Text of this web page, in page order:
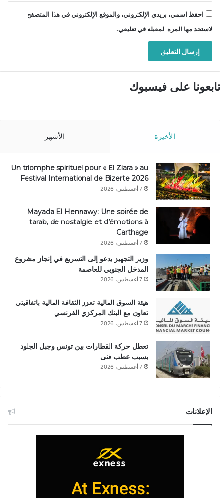
احفظ اسمي، بريدي الإلكتروني، والموقع الإلكتروني في هذا المتصفح
لاستخدامها المرة المقبلة في تعليقي.
تابعونا على فيسبوك
الأخيرة الأشهر
Un triomphe spirituel pour « El Ziara » au
Festival International de Bizerte 2026
7 أغسطس، 2026
Mayada El Hennawy: Une soirée de
tarab, de nostalgie et d’émotions à
Carthage
7 أغسطس، 2026
وزير التجهيز يدعو إلى التسريع في إنجاز مشروع
المدخل الجنوبي للعاصمة
7 أغسطس، 2026
هيئة السوق المالية تعزز الثقافة المالية باتفاقيتي
تعاون مع البنك المركزي الفرنسي
7 أغسطس، 2026
تعطل حركة القطارات بين تونس وجبل الجلود
بسبب عطب فني
7 أغسطس، 2026
الإعلانات